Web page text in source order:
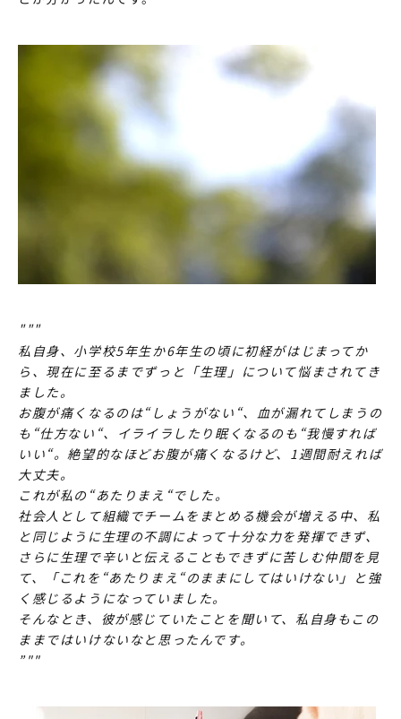
"""
私自身、小学校5年生か6年生の頃に初経がはじまってか
ら、現在に至るまでずっと「生理」について悩まされてき
ました。
お腹が痛くなるのは“しょうがない“、血が漏れてしまうの
も“仕方ない“、イライラしたり眠くなるのも“我慢すれば
いい“。絶望的なほどお腹が痛くなるけど、1週間耐えれば
大丈夫。
これが私の“あたりまえ“でした。
社会人として組織でチームをまとめる機会が増える中、私
と同じように生理の不調によって十分な力を発揮できず、
さらに生理で辛いと伝えることもできずに苦しむ仲間を見
て、「これを“あたりまえ“のままにしてはいけない」と強
く感じるようになっていました。
そんなとき、彼が感じていたことを聞いて、私自身もこの
ままではいけないなと思ったんです。
”""